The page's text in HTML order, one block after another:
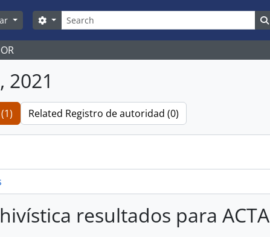
Búsqueda
Search options
2021
Related Registro de autoridad (0)
resultados para ACTA